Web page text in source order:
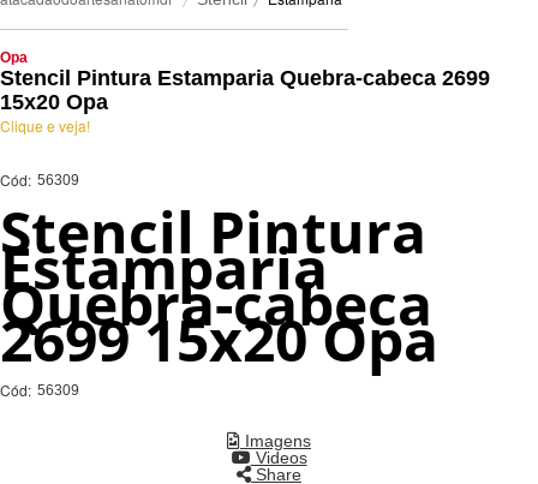
Opa
Stencil Pintura Estamparia Quebra-cabeca 2699
15x20 Opa
Clique e veja!
Cód: 56309
Stencil Pintura
Estamparia
Quebra-cabeca
2699 15x20 Opa
Cód: 56309
Imagens
Videos
Share